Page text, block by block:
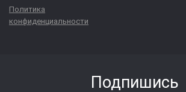
Политика
конфиденциальности
Подпишись